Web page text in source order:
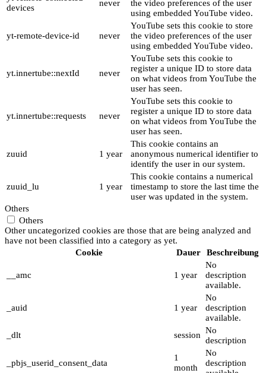
devices
never
the video preferences of the user
using embedded YouTube video.
yt-remote-device-id never
YouTube sets this cookie to store
the video preferences of the user
using embedded YouTube video.
yt.innertube::nextId never
YouTube sets this cookie to
register a unique ID to store data
on what videos from YouTube the
user has seen.
yt.innertube::requests never
YouTube sets this cookie to
register a unique ID to store data
on what videos from YouTube the
user has seen.
zuuid 1 year
This cookie contains an
anonymous numerical identifier to
identify the user in our system.
zuuid_lu 1 year
This cookie contains a numerical
timestamp to store the last time the
user was updated in the system.
Others
Others
Other uncategorized cookies are those that are being analyzed and
have not been classified into a category as yet.
Cookie
Dauer Beschreibung
__amc 1 year
No
description
available.
_auid 1 year
No
description
available.
_dlt
session No
description
_pbjs_userid_consent_data
1
month
No
description